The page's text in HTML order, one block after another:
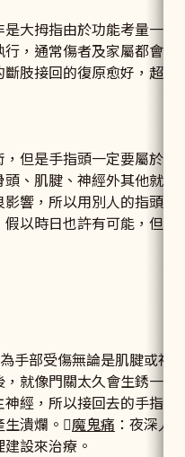
大拇指由於功能考量一
，通常傷者及家屬都會
肢接回的復原愈好，超
但是手指頭一定要屬於
、肌腱、神經外其他就
響，所以用別人的指頭
以時日也許有可能，但
為手部受傷無論是肌腱或神
就像門關太久會生銹一
經，所以接回去的手指
潰爛。魔鬼痛 ：夜深人
建設來治療。